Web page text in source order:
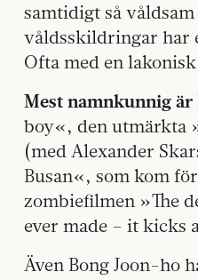
samtidigt så
våldsskildringar har
Ofta med en
Mest namnkunnig
boy«, den utmärkta
(med Alexander
Busan«, som kom
zombiefilmen »The
ever made – it kicks
Även Bong Joon-ho